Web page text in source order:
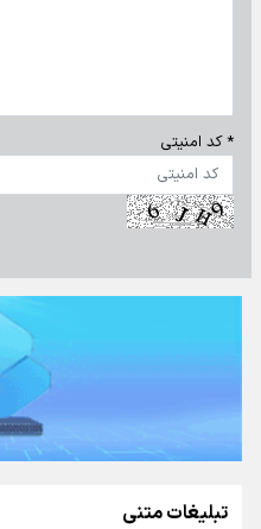
* کد امنیتی
تبلیغات متنی